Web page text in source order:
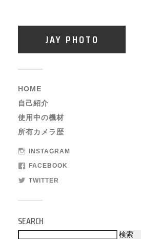
JAY PHOTO
HOME
自己紹介
使用中の機材
所有カメラ歴
INSTAGRAM
FACEBOOK
TWITTER
SEARCH
検索